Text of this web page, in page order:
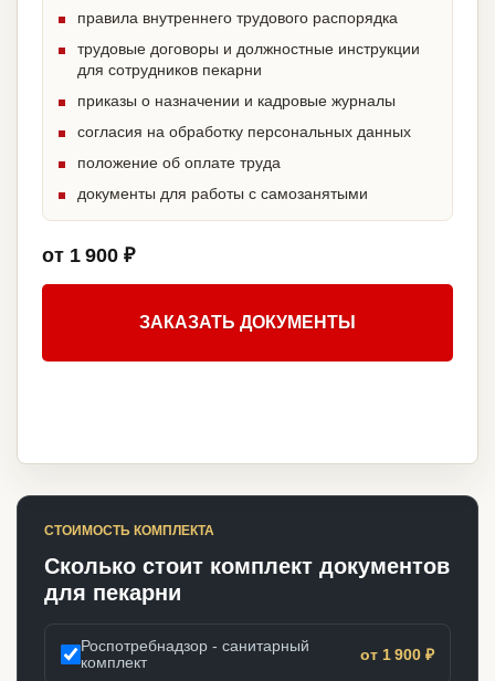
правила внутреннего трудового распорядка
трудовые договоры и должностные инструкции
для сотрудников пекарни
приказы о назначении и кадровые журналы
согласия на обработку персональных данных
положение об оплате труда
документы для работы с самозанятыми
от 1 900 ₽
ЗАКАЗАТЬ ДОКУМЕНТЫ
СТОИМОСТЬ КОМПЛЕКТА
Сколько стоит комплект документов
для пекарни
Роспотребнадзор - санитарный
комплект
от 1 900 ₽